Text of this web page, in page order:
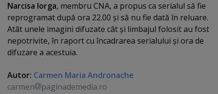
Narcisa Iorga, membru CNA, a propus ca serialul să fie
reprogramat după ora 22.00 şi să nu fie dată în reluare.
Atât unele imagini difuzate cât şi limbajul folosit au fost
nepotrivite, în raport cu încadrarea serialului şi ora de
difuzare a acestuia.
Autor: Carmen Maria Andronache
carmen
paginademedia.ro